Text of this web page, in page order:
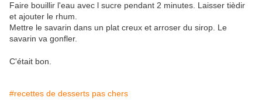
Faire bouillir l'eau avec l sucre pendant 2 minutes. Laisser tièdir
et ajouter le rhum.
Mettre le savarin dans un plat creux et arroser du sirop. Le
savarin va gonfler.
C'était bon.
#recettes de desserts pas chers